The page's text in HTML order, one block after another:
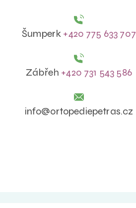
Šumperk +420 775 633 707
Zábřeh +420 731 543 586
info@ortopediepetras.cz